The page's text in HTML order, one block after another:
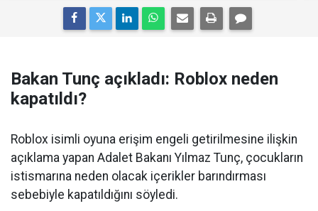
Bakan Tunç açıkladı: Roblox neden
kapatıldı?
Roblox isimli oyuna erişim engeli getirilmesine ilişkin
açıklama yapan Adalet Bakanı Yılmaz Tunç, çocukların
istismarına neden olacak içerikler barındırması
sebebiyle kapatıldığını söyledi.